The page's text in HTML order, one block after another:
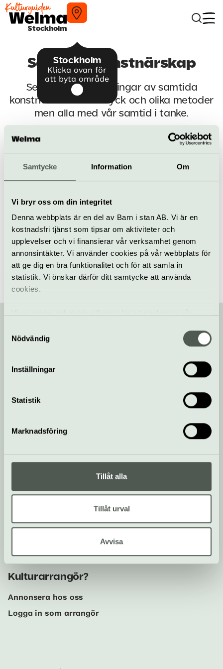
Samtycke Information Om
Vi bryr oss om din integritet
Denna webbplats är en del av Barn i stan AB. Vi är en
kostnadsfri tjänst som tipsar om aktiviteter och
upplevelser och vi finansierar vår verksamhet genom
annonsintäkter. Vi använder cookies på vår webbplats för
att ge dig en bra funktionalitet och för att samla in
statistik. Vi önskar därför ditt samtycke att använda
cookies.
samt tillhandahålla funktioner för sociala medier. Vi
vidarebefordrar även sådana identifierare och annan
information från din enhet till de sociala medier och
annons- och analysföretag som vi samarbetar med.
information som du har tillhandahållit eller som de har
Nödvändig
Inställningar
Statistik
Marknadsföring
Tillåt alla
Tillåt urval
Avvisa
Stockholm
Stockholm
Klicka ovan för
att byta område
Samtida konstnärskap
Se aktuella utställningar av samtida
konstnärer. Olika uttryck och olika metoder
men alla med vår samtid i tanke.
Fler tips på aktuella utställningar
Museer och konsthallar i Stockholm / Samtida
konstnärskap
Din kompis med koll på kulturlivet!
Prenumerera på vårt nyhetsbrev och få koll på
Om Kulturguiden Welma
Kulturarrangör?
Annonsera hos oss
Logga in som arrangör